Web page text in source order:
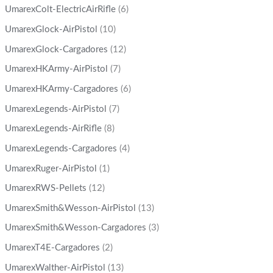
UmarexColt-ElectricAirRifle (6)
UmarexGlock-AirPistol (10)
UmarexGlock-Cargadores (12)
UmarexHKArmy-AirPistol (7)
UmarexHKArmy-Cargadores (6)
UmarexLegends-AirPistol (7)
UmarexLegends-AirRifle (8)
UmarexLegends-Cargadores (4)
UmarexRuger-AirPistol (1)
UmarexRWS-Pellets (12)
UmarexSmith&Wesson-AirPistol (13)
UmarexSmith&Wesson-Cargadores (3)
UmarexT4E-Cargadores (2)
UmarexWalther-AirPistol (13)